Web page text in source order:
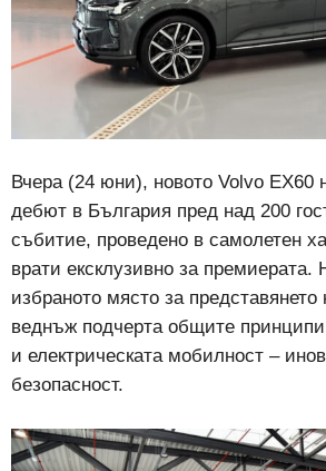
Вчера (24 юни), новото Volvo EX60
дебют в България пред над 200
събитие, проведено в самолетен
врати ексклузивно за премиерата.
избраното място за
веднъж подчерта общите
и електрическата мобилност –
безопасност.